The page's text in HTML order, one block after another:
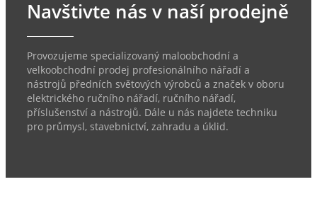
Navštivte nás v naší prodejně
Provozujeme specializovaný maloobchodní a
velkoobchodní prodej profesionálního nářadí a
nástrojů předních světových výrobců a značek v oboru
elektrického ručního nářadí, ručního nářadí,
příslušenství a nástrojů. Dále u nás najdete techniku
pro průmysl, stavebnictví, zahradu a úklid.